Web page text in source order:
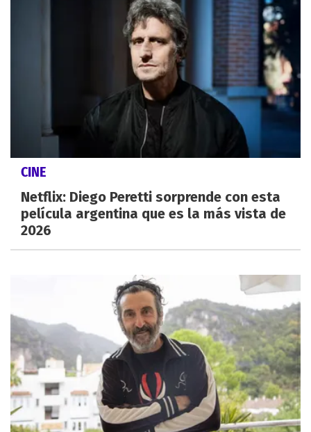
CINE
Netflix: Diego Peretti sorprende con esta
película argentina que es la más vista de
2026